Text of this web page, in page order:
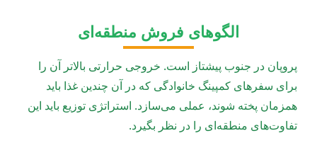
الگوهای فروش منطقه‌ای
پروپان در جنوب پیشتاز است. خروجی حرارتی بالاتر آن را
برای سفرهای کمپینگ خانوادگی که در آن چندین غذا باید
همزمان پخته شوند، عملی می‌سازد. استراتژی توزیع باید این
تفاوت‌های منطقه‌ای را در نظر بگیرد.